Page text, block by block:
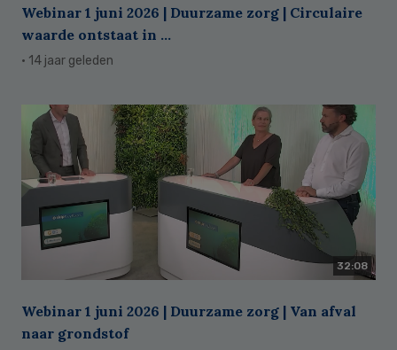
Webinar 1 juni 2026 | Duurzame zorg | Circulaire
waarde ontstaat in ...
· 14 jaar geleden
32:08
Webinar 1 juni 2026 | Duurzame zorg | Van afval
naar grondstof